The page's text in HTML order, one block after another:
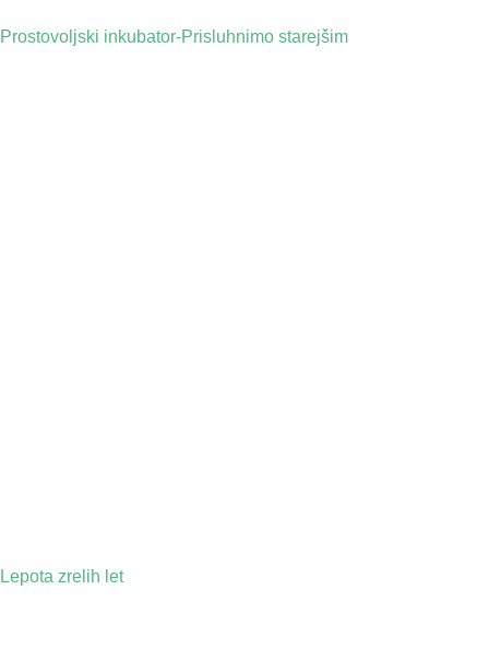
Prostovoljski inkubator-Prisluhnimo starejšim
Lepota zrelih let